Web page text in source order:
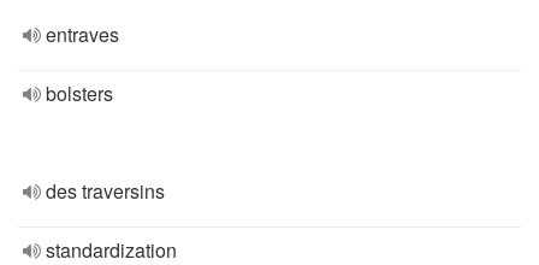
entraves
bolsters
des traversins
standardization